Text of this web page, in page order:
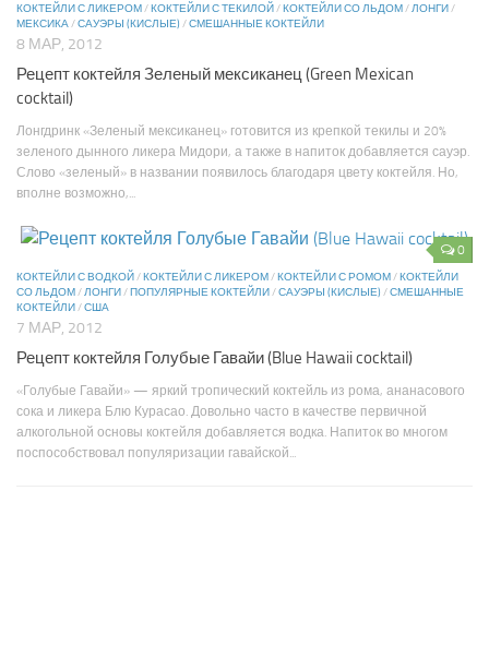
КОКТЕЙЛИ С ЛИКЕРОМ/КОКТЕЙЛИ С ТЕКИЛОЙ/КОКТЕЙЛИ СО ЛЬДОМ/ЛОНГИ/
МЕКСИКА/САУЭРЫ (КИСЛЫЕ) /СМЕШАННЫЕ КОКТЕЙЛИ
8 МАР, 2012
Рецепт коктейля Зеленый мексиканец (Green Mexican
cocktail)
Лонгдринк «Зеленый мексиканец» готовится из крепкой текилы и 20%
зеленого дынного ликера Мидори, а также в напиток добавляется сауэр.
Слово «зеленый» в названии появилось благодаря цвету коктейля. Но,
вполне возможно,...
0
КОКТЕЙЛИ С ВОДКОЙ/КОКТЕЙЛИ С ЛИКЕРОМ/КОКТЕЙЛИ С РОМОМ/КОКТЕЙЛИ
СО ЛЬДОМ/ЛОНГИ/ПОПУЛЯРНЫЕ КОКТЕЙЛИ/САУЭРЫ (КИСЛЫЕ) /СМЕШАННЫЕ
КОКТЕЙЛИ/США
7 МАР, 2012
Рецепт коктейля Голубые Гавайи (Blue Hawaii cocktail)
«Голубые Гавайи» — яркий тропический коктейль из рома, ананасового
сока и ликера Блю Курасао. Довольно часто в качестве первичной
алкогольной основы коктейля добавляется водка. Напиток во многом
поспособствовал популяризации гавайской...